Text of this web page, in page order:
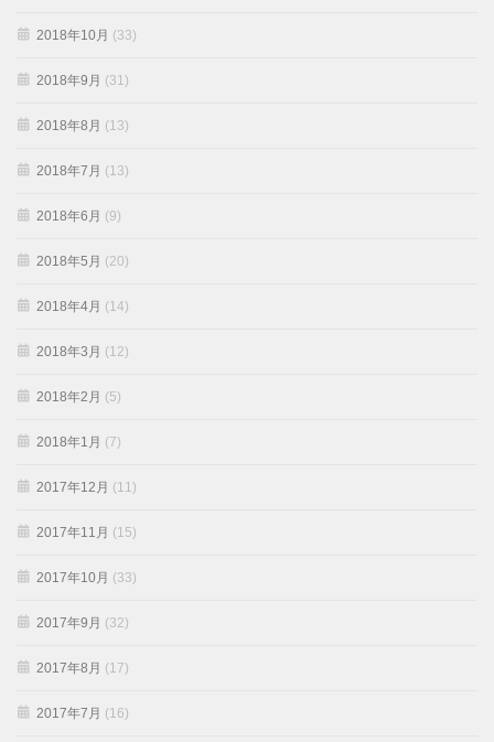
2018年10月 (33)
2018年9月 (31)
2018年8月 (13)
2018年7月 (13)
2018年6月 (9)
2018年5月 (20)
2018年4月 (14)
2018年3月 (12)
2018年2月 (5)
2018年1月 (7)
2017年12月 (11)
2017年11月 (15)
2017年10月 (33)
2017年9月 (32)
2017年8月 (17)
2017年7月 (16)